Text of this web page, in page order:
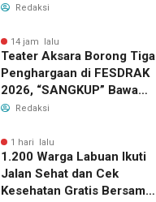
Redaksi
14 jam lalu
Teater Aksara Borong Tiga
Penghargaan di FESDRAK
2026, “SANGKUP” Bawa
Pulang Juara 2 Grup
Redaksi
1 hari lalu
1.200 Warga Labuan Ikuti
Jalan Sehat dan Cek
Kesehatan Gratis Bersama